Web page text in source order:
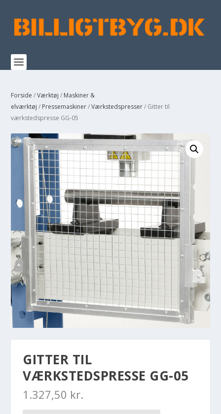
Forside /Værktøj / Maskiner &
elværktøj / Pressemaskiner/Værkstedspresser/ Gitter til
værkstedspresse GG-05
GITTER TIL
VÆRKSTEDSPRESSE GG-05
1.327,50 kr.